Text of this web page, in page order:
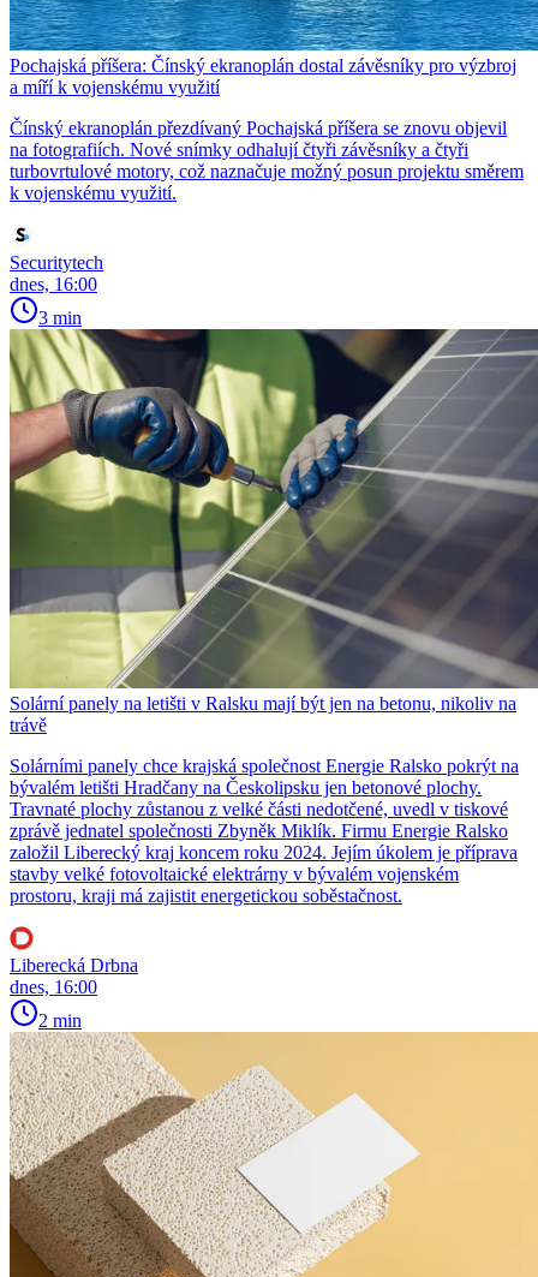
Pochajská příšera: Čínský ekranoplán dostal závěsníky pro výzbroj
a míří k vojenskému využití
Čínský ekranoplán přezdívaný Pochajská příšera se znovu objevil
na fotografiích. Nové snímky odhalují čtyři závěsníky a čtyři
turbovrtulové motory, což naznačuje možný posun projektu směrem
k vojenskému využití.
Securitytech
dnes, 16:00
3 min
Solární panely na letišti v Ralsku mají být jen na betonu, nikoliv na
trávě
Solárními panely chce krajská společnost Energie Ralsko pokrýt na
bývalém letišti Hradčany na Českolipsku jen betonové plochy.
Travnaté plochy zůstanou z velké části nedotčené, uvedl v tiskové
zprávě jednatel společnosti Zbyněk Miklík. Firmu Energie Ralsko
založil Liberecký kraj koncem roku 2024. Jejím úkolem je příprava
stavby velké fotovoltaické elektrárny v bývalém vojenském
prostoru, kraji má zajistit energetickou soběstačnost.
Liberecká Drbna
dnes, 16:00
2 min